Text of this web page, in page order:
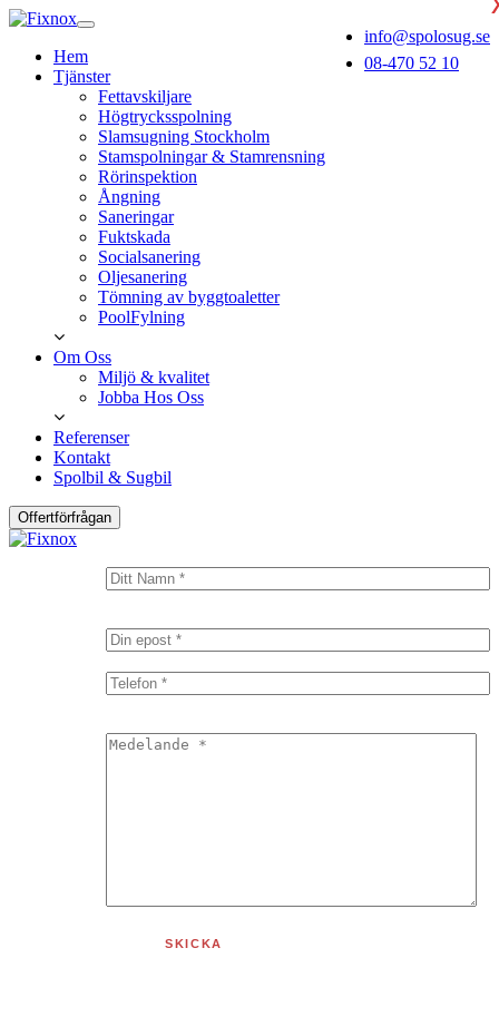
info@spolosug.se
08-470 52 10
Hem
Tjänster
Fettavskiljare
Högtrycksspolning
Slamsugning Stockholm
Stamspolningar & Stamrensning
Rörinspektion
Ångning
Saneringar
Fuktskada
Socialsanering
Oljesanering
Tömning av byggtoaletter
PoolFylning
Om Oss
Miljö & kvalitet
Jobba Hos Oss
Referenser
Kontakt
Spolbil & Sugbil
Offertförfrågan